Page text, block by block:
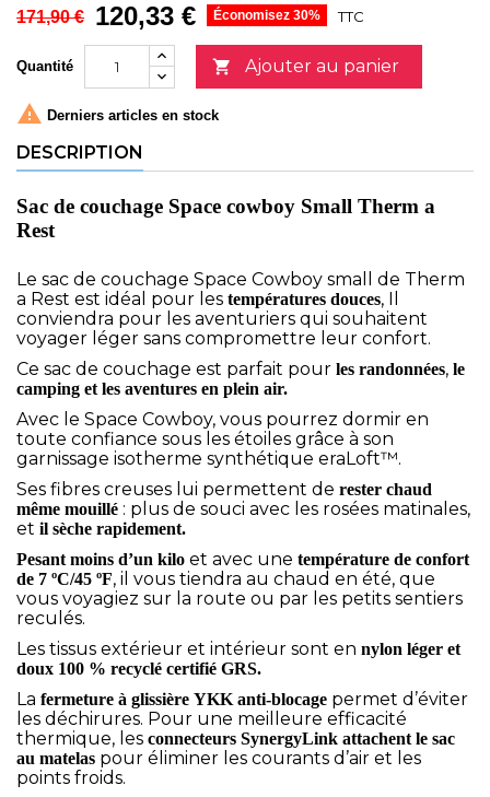
171,90 € 120,33 € Économisez 30% TTC
Quantité  Ajouter au panier
 Derniers articles en stock
DESCRIPTION
Sac de couchage Space cowboy Small Therm a
Rest
Le sac de couchage Space Cowboy small de Therm
a Rest est idéal pour les températures douces, Il
conviendra pour les aventuriers qui souhaitent
voyager léger sans compromettre leur confort.
Ce sac de couchage est parfait pour les randonnées, le
camping et les aventures en plein air.
Avec le Space Cowboy, vous pourrez dormir en
toute confiance sous les étoiles grâce à son
garnissage isotherme synthétique eraLoft™.
Ses fibres creuses lui permettent de rester chaud
même mouillé : plus de souci avec les rosées matinales,
et il sèche rapidement.
Pesant moins d’un kilo et avec une température de confort
de 7 ºC/45 ºF, il vous tiendra au chaud en été, que
vous voyagiez sur la route ou par les petits sentiers
reculés.
Les tissus extérieur et intérieur sont en nylon léger et
doux 100 % recyclé certifié GRS.
La fermeture à glissière YKK anti-blocage permet d’éviter
les déchirures. Pour une meilleure efficacité
thermique, les connecteurs SynergyLink attachent le sac
au matelas pour éliminer les courants d’air et les
points froids.